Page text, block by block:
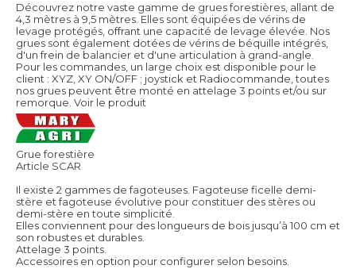
Découvrez notre vaste gamme de grues forestières, allant de
4,3 mètres à 9,5 mètres. Elles sont équipées de vérins de
levage protégés, offrant une capacité de levage élevée. Nos
grues sont également dotées de vérins de béquille intégrés,
d'un frein de balancier et d'une articulation à grand-angle.
Pour les commandes, un large choix est disponible pour le
client : XYZ, XY ON/OFF ; joystick et Radiocommande, toutes
nos grues peuvent être monté en attelage 3 points et/ou sur
remorque. Voir le produit
Grue forestière
Article SCAR
Il existe 2 gammes de fagoteuses. Fagoteuse ficelle demi-
stère et fagoteuse évolutive pour constituer des stères ou
demi-stère en toute simplicité.
Elles conviennent pour des longueurs de bois jusqu’à 100 cm et
son robustes et durables.
Attelage 3 points.
Accessoires en option pour configurer selon besoins.